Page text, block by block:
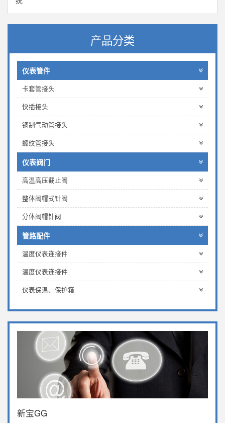
产品分类
仪表管件
卡套管接头
快插接头
铜制气动管接头
螺纹管接头
仪表阀门
高温高压截止阀
整体阀帽式针阀
分体阀帽针阀
管路配件
温度仪表连接件
温度仪表连接件
仪表保温、保护箱
新宝GG